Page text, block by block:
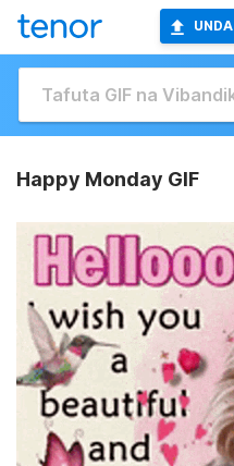
UNDA
Happy Monday GIF